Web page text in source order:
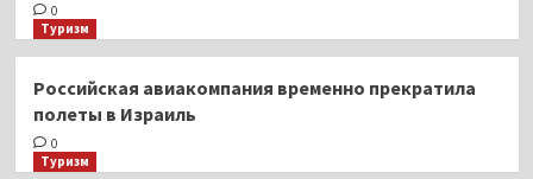
0
Туризм
Российская авиакомпания временно прекратила
полеты в Израиль
0
Туризм